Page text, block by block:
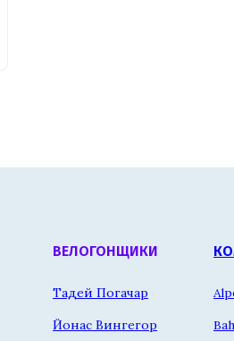
ВЕЛОГОНЩИКИ
Тадей Погачар
Йонас Вингегор